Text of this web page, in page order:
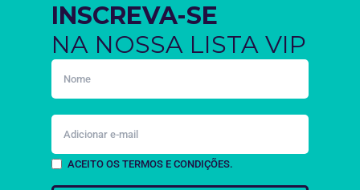
INSCREVA-SE
NA NOSSA LISTA VIP
ACEITO OS TERMOS E CONDIÇÕES.